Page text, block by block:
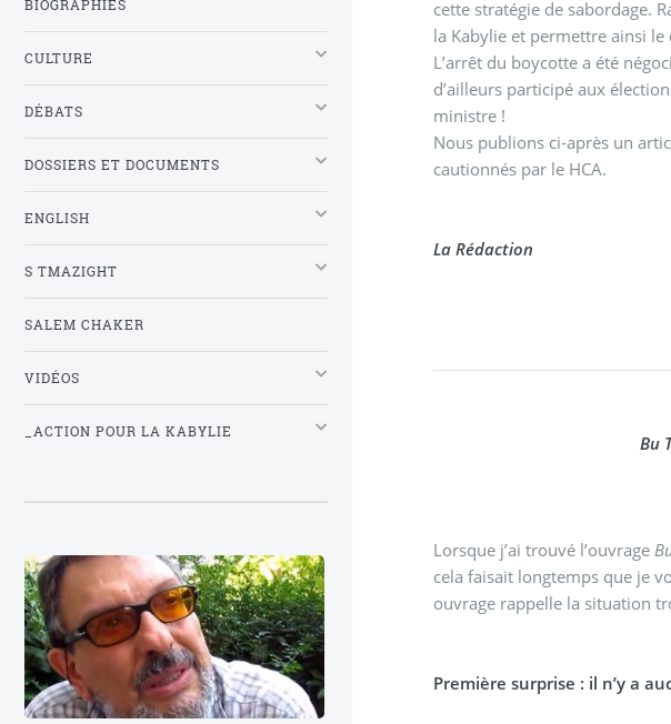
cette stratégie de sabordage.
la Kabylie et permettre ainsi
L’arrêt du boycotte a été
d’ailleurs participé aux
ministre !
Nous publions ci-après un
cautionnés par le HCA.
La Rédaction
Bu
Lorsque j’ai trouvé l’ouvrage
cela faisait longtemps que je
ouvrage rappelle la situation
Première surprise : il n’y a
BIOGRAPHIES
CULTURE
DÉBATS
DOSSIERS ET DOCUMENTS
ENGLISH
S TMAZIGHT
SALEM CHAKER
VIDÉOS
_ACTION POUR LA KABYLIE